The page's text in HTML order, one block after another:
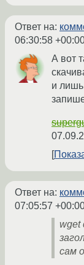
Ответ на:
06:30:58
А вот
и
Ответ на:
07:05:57
wget
сам